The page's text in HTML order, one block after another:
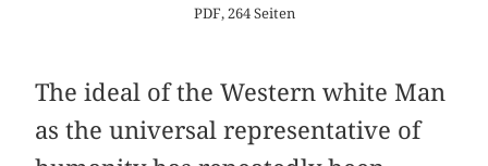
PDF, 264 Seiten
The ideal of the Western white Man
as the universal representative of